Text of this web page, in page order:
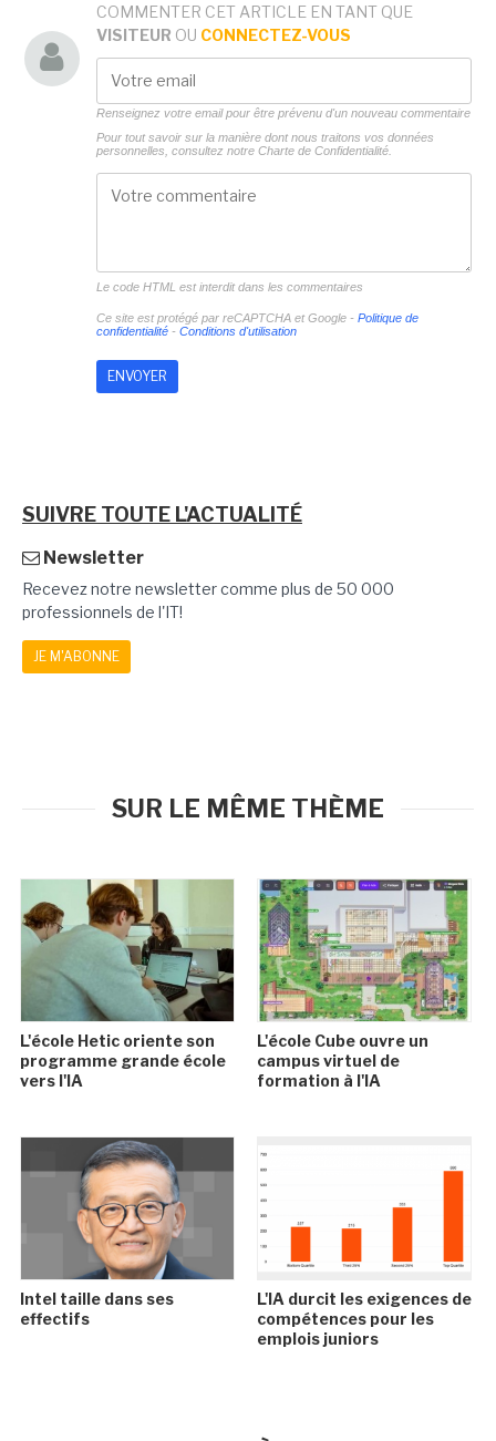
COMMENTER CET ARTICLE EN TANT QUE
VISITEUR OU CONNECTEZ-VOUS
Renseignez votre email pour être prévenu d'un nouveau commentaire
Pour tout savoir sur la manière dont nous traitons vos données
personnelles, consultez notre Charte de Confidentialité.
Le code HTML est interdit dans les commentaires
Ce site est protégé par reCAPTCHA et Google - Politique de
confidentialité- Conditions d'utilisation
SUIVRE TOUTE L'ACTUALITÉ
Newsletter
Recevez notre newsletter comme plus de 50 000
professionnels de l'IT!
JE M'ABONNE
SUR LE MÊME THÈME
L'école Hetic oriente son
programme grande école
vers l'IA
L'école Cube ouvre un
campus virtuel de
formation à l'IA
Intel taille dans ses
effectifs
L'IA durcit les exigences de
compétences pour les
emplois juniors